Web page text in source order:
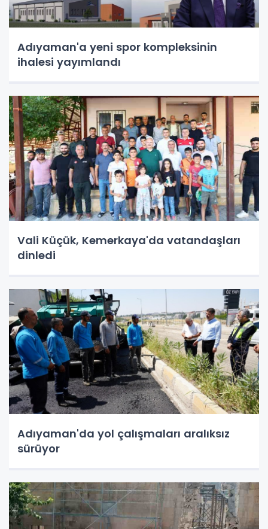
Adıyaman'a yeni spor kompleksinin
ihalesi yayımlandı
Vali Küçük, Kemerkaya'da vatandaşları
dinledi
Adıyaman'da yol çalışmaları aralıksız
sürüyor